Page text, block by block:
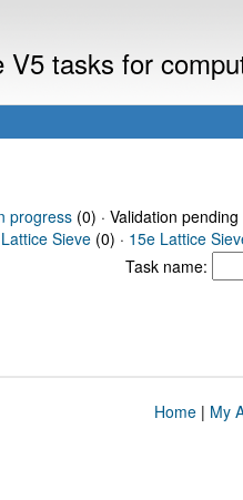
tasks for
progress(0) · Validation pending
Sieve (0) · 15e Lattice
Task name:
Home| My